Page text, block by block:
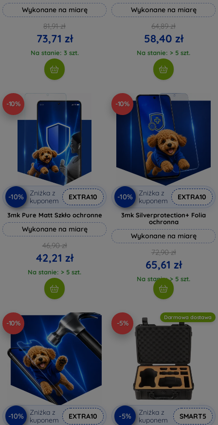
Wykonane na miarę
81,91 zł
73,71 zł
Na stanie: 3 szt.
Wykonane na miarę
64,89 zł
58,40 zł
Na stanie: > 5 szt.
-10%
-10%
Zniżka z
kuponem
EXTRA10
3mk Pure Matt Szkło ochronne
Wykonane na miarę
46,90 zł
42,21 zł
Na stanie: > 5 szt.
-10%
-10%
Zniżka z
kuponem
EXTRA10
3mk Silverprotection+ Folia
ochronna
Wykonane na miarę
72,90 zł
65,61 zł
Na stanie: > 5 szt.
-10%
-10%
Zniżka z
kuponem
EXTRA10
-5%
Darmowa dostawa
-5%
Zniżka z
kuponem
SMART5